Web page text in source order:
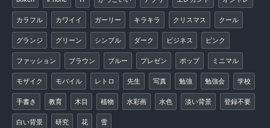
カラフル カワイイ ガーリー キラキラ クリスマス クール
グランジ グリーン シンプル ダーク ビジネス ピンク
ファッション ブラウン ブルー プレゼン ポップ ミニマル
モザイク モバイル レトロ 先生 写真 勉強 勉強会 学校
手書き 教育 木目 植物 水彩画 水色 淡い背景 登録不要
白い背景 研究 花 雪